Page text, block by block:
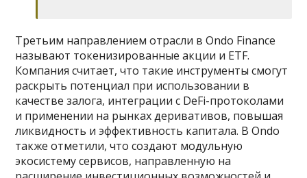
Третьим направлением отрасли в Ondo Finance
называют токенизированные акции и ETF.
Компания считает, что такие инструменты смогут
раскрыть потенциал при использовании в
качестве залога, интеграции с DeFi-протоколами
и применении на рынках деривативов, повышая
ликвидность и эффективность капитала. В Ondo
также отметили, что создают модульную
экосистему сервисов, направленную на